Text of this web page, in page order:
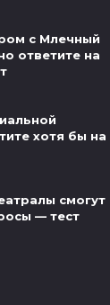
с Млечный
ответите на
хотя бы на
смогут
— тест